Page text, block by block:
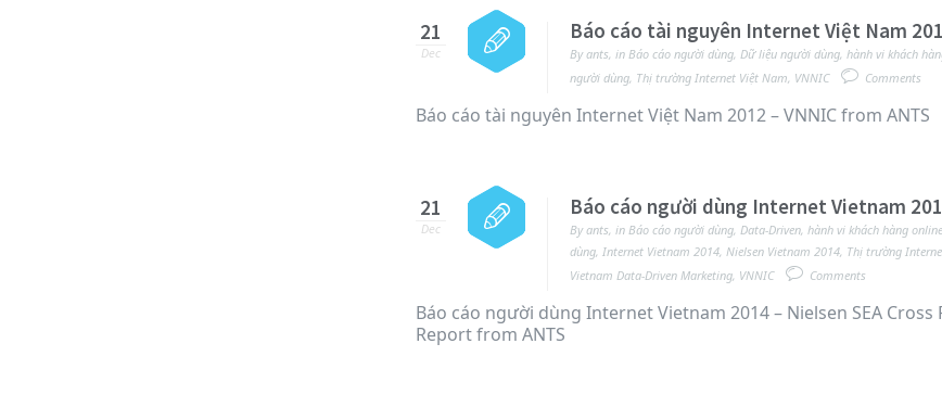
21
Dec
Báo cáo tài nguyên Internet Việt Nam
Byants, in Báo cáo người dùng, Dữ liệu người dùng, hành vi khách
người dùng, Thị trường Internet Việt Nam, VNNIC Comments
Báo cáo tài nguyên Internet Việt Nam 2012 – VNNIC from ANTS
21
Dec
Báo cáo người dùng Internet Vietnam
Byants, in Báo cáo người dùng, Data-Driven, hành vi khách hàng online
dùng, Internet Vietnam 2014, Nielsen Vietnam 2014, Thị trường
Vietnam Data-Driven Marketing, VNNIC Comments
Báo cáo người dùng Internet Vietnam 2014 – Nielsen SEA
Report from ANTS